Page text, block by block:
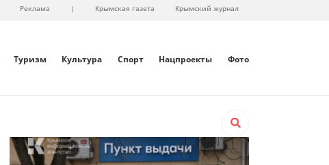
Реклама | Крымская газета Крымский журнал
Туризм Культура Спорт Нацпроекты Фото